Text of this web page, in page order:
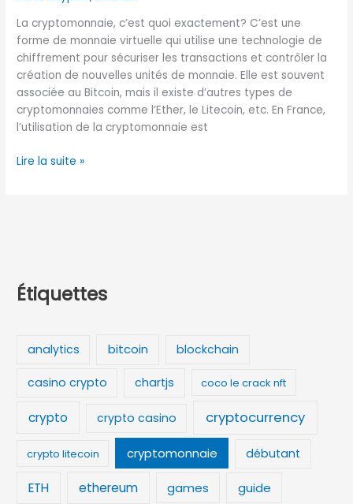
La cryptomonnaie, c’est quoi exactement? C’est une
forme de monnaie virtuelle qui utilise une technologie de
chiffrement pour sécuriser les transactions et contrôler la
création de nouvelles unités de monnaie. Elle est souvent
associée au Bitcoin, mais il existe d’autres types de
cryptomonnaies comme l’Ether, le Litecoin, etc. En France,
l’utilisation de la cryptomonnaie est
Lire la suite »
Étiquettes
analytics bitcoin blockchain
casino crypto chartjs coco le crack nft
crypto crypto casino cryptocurrency
crypto litecoin cryptomonnaie débutant
ETH ethereum games guide